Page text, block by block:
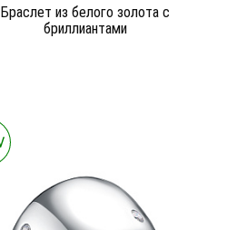
Браслет из белого золота c
бриллиантами